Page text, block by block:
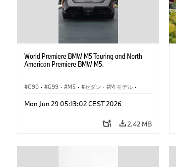
World Premiere BMW M5 Touring and North
American Premiere BMW M5.
G90 · G99 · M5 · セダン · M モデル ·
Mon Jun 29 05:13:02 CEST 2026
2.42 MB